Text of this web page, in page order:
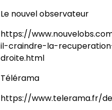
Le nouvel observateur
https://
il-craindre-la-
droite.html
Télérama
https://www.telerama.fr/